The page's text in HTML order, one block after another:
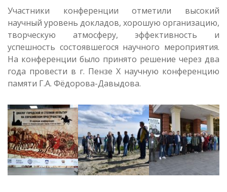
Участники конференции отметили высокий
научный уровень докладов, хорошую организацию,
творческую атмосферу, эффективность и
успешность состоявшегося научного мероприятия.
На конференции было принято решение через два
года провести в г. Пензе X научную конференцию
памяти Г.А. Фёдорова-Давыдова.